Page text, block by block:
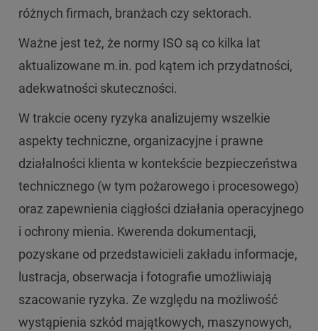
różnych firmach, branżach czy sektorach.
Ważne jest też, że normy ISO są co kilka lat
aktualizowane m.in. pod kątem ich przydatności,
adekwatności skuteczności.
W trakcie oceny ryzyka analizujemy wszelkie
aspekty techniczne, organizacyjne i prawne
działalności klienta w kontekście bezpieczeństwa
technicznego (w tym pożarowego i procesowego)
oraz zapewnienia ciągłości działania operacyjnego
i ochrony mienia. Kwerenda dokumentacji,
pozyskane od przedstawicieli zakładu informacje,
lustracja, obserwacja i fotografie umożliwiają
szacowanie ryzyka. Ze względu na możliwość
wystąpienia szkód majątkowych, maszynowych,